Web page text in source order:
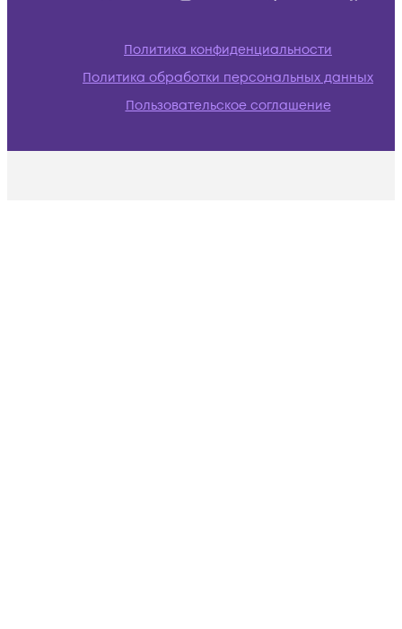
Политика конфиденциальности
Политика обработки персональных данных
Пользовательское соглашение